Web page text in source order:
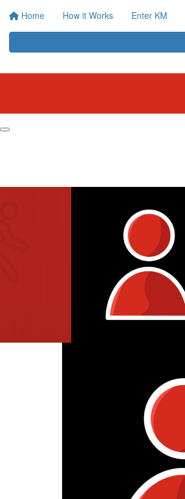
Home How it Works Enter KM